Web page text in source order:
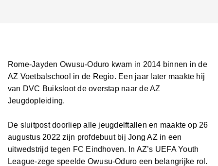
Rome-Jayden Owusu-Oduro kwam in 2014 binnen in de
AZ Voetbalschool in de Regio. Een jaar later maakte hij
van DVC Buiksloot de overstap naar de AZ
Jeugdopleiding.
De sluitpost doorliep alle jeugdelftallen en maakte op 26
augustus 2022 zijn profdebuut bij Jong AZ in een
uitwedstrijd tegen FC Eindhoven. In AZ’s UEFA Youth
League-zege speelde Owusu-Oduro een belangrijke rol.